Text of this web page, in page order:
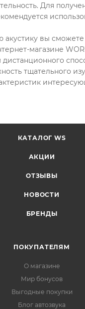
Для
акустику вы сможете
магазине
тщательного
КАТАЛОГ WS
АКЦИИ
ОТЗЫВЫ
НОВОСТИ
БРЕНДЫ
ПОКУПАТЕЛЯМ
О магазине
Мир бонусов
Выгодные покупки
Блог автозвука